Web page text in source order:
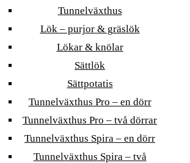
Tunnelväxthus
Lök – purjor & gräslök
Lökar & knölar
Sättlök
Sättpotatis
Tunnelväxthus Pro – en dörr
Tunnelväxthus Pro – två dörrar
Tunnelväxthus Spira – en dörr
Tunnelväxthus Spira – två